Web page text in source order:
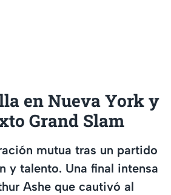
en Nueva York y
Grand Slam
mutua tras un partido
y talento. Una final intensa
Ashe que cautivó al